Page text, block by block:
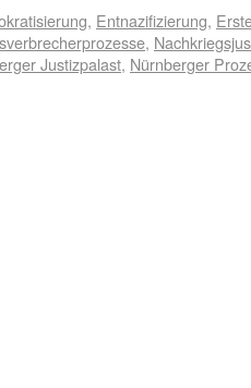
, Entnazifizierung,
,
Justizpalast, Nürnberger